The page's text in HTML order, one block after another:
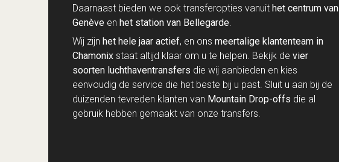
Daarnaast bieden we ook transferopties vanuit het centrum van
Genève en het station van Bellegarde.
Wij zijn het hele jaar actief, en ons meertalige klantenteam in
Chamonix staat altijd klaar om u te helpen. Bekijk de vier
soorten luchthaventransfers die wij aanbieden en kies
eenvoudig de service die het beste bij u past. Sluit u aan bij de
duizenden tevreden klanten van Mountain Drop-offs die al
gebruik hebben gemaakt van onze transfers.